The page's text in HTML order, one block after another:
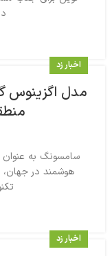
اخبار زد
سامسونگ به عنوان
هوشمند در جهان،
اخبار زد